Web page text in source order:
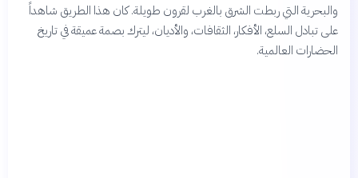
والبحرية التي ربطت الشرق بالغرب لقرون طويلة. كان هذا الطريق شاهداً
على تبادل السلع، الأفكار، الثقافات، والأديان، ليترك بصمة عميقة في تاريخ
الحضارات العالمية.